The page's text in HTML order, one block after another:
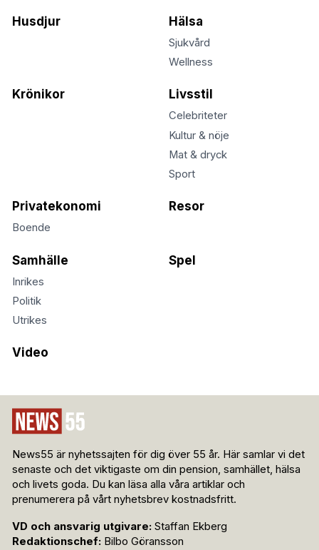
Husdjur Hälsa
Sjukvård
Wellness
Krönikor Livsstil
Celebriteter
Kultur & nöje
Mat & dryck
Sport
Privatekonomi
Boende
Resor
Samhälle
Inrikes
Politik
Utrikes
Spel
Video
News55 är nyhetssajten för dig över 55 år. Här samlar vi det
senaste och det viktigaste om din pension, samhället, hälsa
och livets goda. Du kan läsa alla våra artiklar och
prenumerera på vårt nyhetsbrev kostnadsfritt.
VD och ansvarig utgivare: Staffan Ekberg
Redaktionschef: Bilbo Göransson